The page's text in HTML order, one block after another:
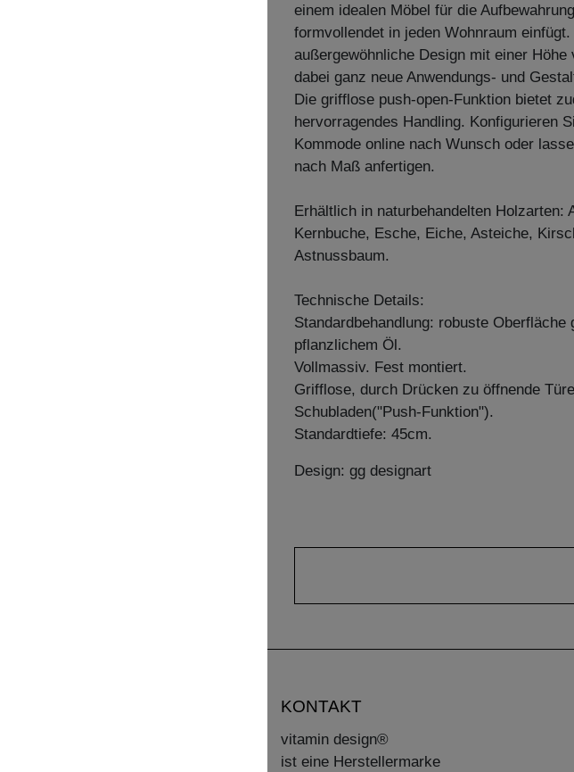
einem idealen Möbel für die
formvollendet in jeden Wohnraum einfügt.
außergewöhnliche Design mit einer Höhe
dabei ganz neue Anwendungs- und
Die grifflose push-open-Funktion bietet
hervorragendes Handling. Konfigurieren
Kommode online nach Wunsch oder
nach Maß anfertigen.
Erhältlich in naturbehandelten Holzarten:
Kernbuche, Esche, Eiche, Asteiche,
Astnussbaum.
Technische Details:
Standardbehandlung: robuste Oberfläche
pflanzlichem Öl.
Vollmassiv. Fest montiert.
Grifflose, durch Drücken zu öffnende
Schubladen("Push-Funktion").
Standardtiefe: 45cm.
Design: gg designart
KONTAKT
vitamin design®
ist eine Herstellermarke